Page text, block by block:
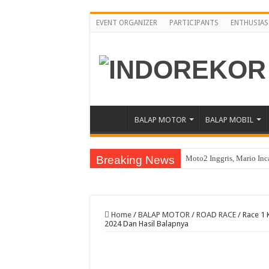
EVENT ORGANIZER PARTICIPANTS
BALAP MOTOR BALAP MOBIL
Breaking News Moto2 Inggris, Mario
Jelang Asia Road
Home / BALAP MOTOR / ROAD RACE / Race 1
2024 Dan Hasil Balapnya